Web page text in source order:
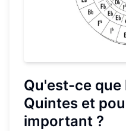
Qu'est-ce que
Quintes et
important ?